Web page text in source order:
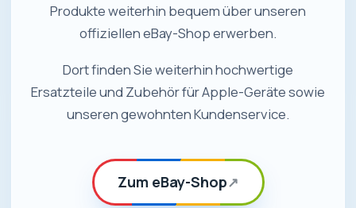
Produkte weiterhin bequem über unseren
offiziellen eBay-Shop erwerben.
Dort finden Sie weiterhin hochwertige
Ersatzteile und Zubehör für Apple-Geräte sowie
unseren gewohnten Kundenservice.
Zum eBay-Shop↗